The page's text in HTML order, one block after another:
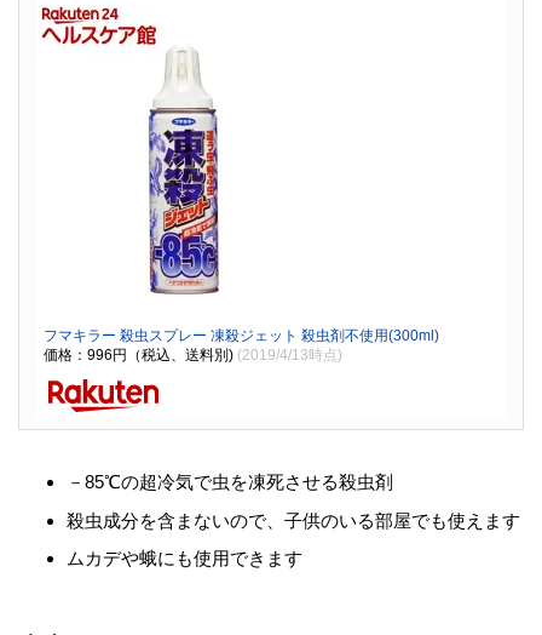
フマキラー 殺虫スプレー 凍殺ジェット 殺虫剤不使用(300ml)
価格：996円（税込、送料別) (2019/4/13時点)
－85℃の超冷気で虫を凍死させる殺虫剤
殺虫成分を含まないので、子供のいる部屋でも使えます
ムカデや蛾にも使用できます